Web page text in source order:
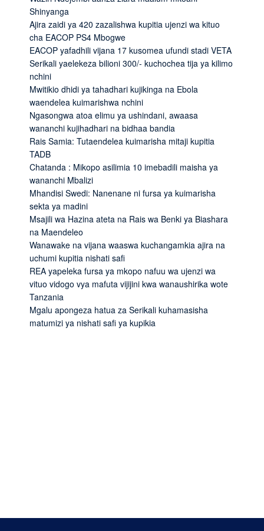
Shinyanga
Ajira zaidi ya 420 zazalishwa kupitia ujenzi wa kituo
cha EACOP PS4 Mbogwe
EACOP yafadhili vijana 17 kusomea ufundi stadi VETA
Serikali yaelekeza bilioni 300/- kuchochea tija ya kilimo
nchini
Mwitikio dhidi ya tahadhari kujikinga na Ebola
waendelea kuimarishwa nchini
Ngasongwa atoa elimu ya ushindani, awaasa
wananchi kujihadhari na bidhaa bandia
Rais Samia: Tutaendelea kuimarisha mitaji kupitia
TADB
Chatanda : Mikopo asilimia 10 imebadili maisha ya
wananchi Mbalizi
Mhandisi Swedi: Nanenane ni fursa ya kuimarisha
sekta ya madini
Msajili wa Hazina ateta na Rais wa Benki ya Biashara
na Maendeleo
Wanawake na vijana waaswa kuchangamkia ajira na
uchumi kupitia nishati safi
REA yapeleka fursa ya mkopo nafuu wa ujenzi wa
vituo vidogo vya mafuta vijijini kwa wanaushirika wote
Tanzania
Mgalu apongeza hatua za Serikali kuhamasisha
matumizi ya nishati safi ya kupikia